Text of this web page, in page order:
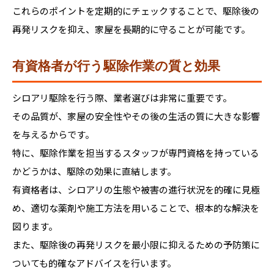
これらのポイントを定期的にチェックすることで、駆除後の
再発リスクを抑え、家屋を長期的に守ることが可能です。
有資格者が行う駆除作業の質と効果
シロアリ駆除を行う際、業者選びは非常に重要です。
その品質が、家屋の安全性やその後の生活の質に大きな影響
を与えるからです。
特に、駆除作業を担当するスタッフが専門資格を持っている
かどうかは、駆除の効果に直結します。
有資格者は、シロアリの生態や被害の進行状況を的確に見極
め、適切な薬剤や施工方法を用いることで、根本的な解決を
図ります。
また、駆除後の再発リスクを最小限に抑えるための予防策に
ついても的確なアドバイスを行います。